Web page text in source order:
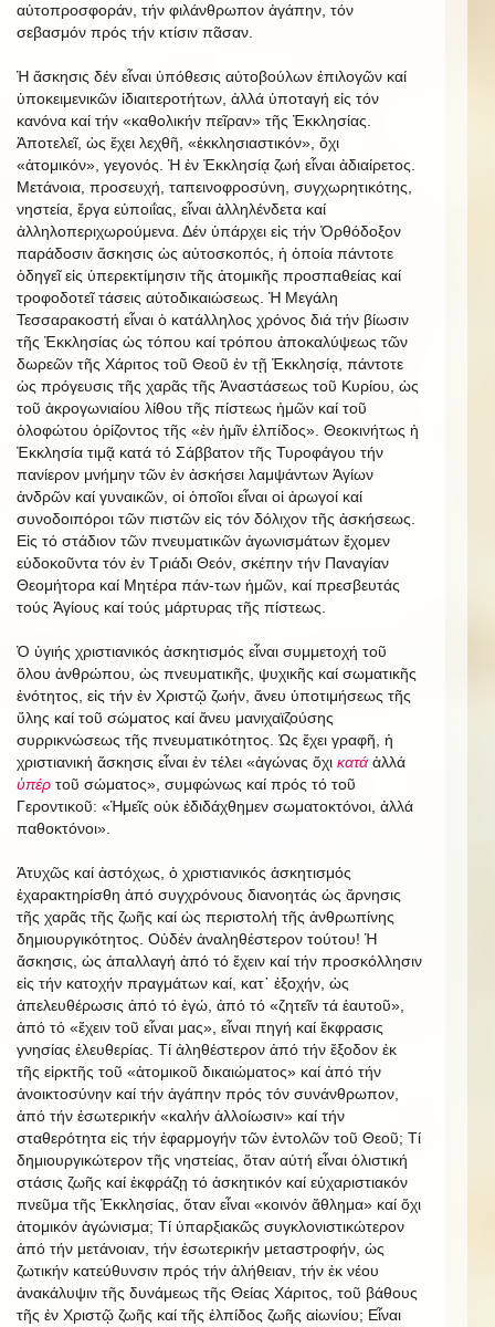
αὐτοπροσφοράν, τήν φιλάνθρωπον ἀγάπην, τόν
σεβασμόν πρός τήν κτίσιν πᾶσαν.
Ἡ ἄσκησις δέν εἶναι ὑπόθεσις αὐτοβούλων ἐπιλογῶν καί
ὑποκειμενικῶν ἰδιαιτεροτήτων, ἀλλά ὑποταγή εἰς τόν
κανόνα καί τήν «καθολικήν πεῖραν» τῆς Ἐκκλησίας.
Ἀποτελεῖ, ὡς ἔχει λεχθῆ, «ἐκκλησιαστικόν», ὄχι
«ἀτομικόν», γεγονός. Ἡ ἐν Ἐκκλησίᾳ ζωή εἶναι ἀδιαίρετος.
Μετάνοια, προσευχή, ταπεινοφροσύνη, συγχωρητικότης,
νηστεία, ἔργα εὐποιΐας, εἶναι ἀλληλένδετα καί
ἀλληλοπεριχωρούμενα. Δέν ὑπάρχει εἰς τήν Ὀρθόδοξον
παράδοσιν ἄσκησις ὡς αὐτοσκοπός, ἡ ὁποία πάντοτε
ὁδηγεῖ εἰς ὑπερεκτίμησιν τῆς ἀτομικῆς προσπαθείας καί
τροφοδοτεῖ τάσεις αὐτοδικαιώσεως. Ἡ Μεγάλη
Τεσσαρακοστή εἶναι ὁ κατάλληλος χρόνος διά τήν βίωσιν
τῆς Ἐκκλησίας ὡς τόπου καί τρόπου ἀποκαλύψεως τῶν
δωρεῶν τῆς Χάριτος τοῦ Θεοῦ ἐν τῇ Ἐκκλησίᾳ, πάντοτε
ὡς πρόγευσις τῆς χαρᾶς τῆς Ἀναστάσεως τοῦ Κυρίου, ὡς
τοῦ ἀκρογωνιαίου λίθου τῆς πίστεως ἡμῶν καί τοῦ
ὁλοφώτου ὁρίζοντος τῆς «ἐν ἡμῖν ἐλπίδος». Θεοκινήτως ἡ
Ἐκκλησία τιμᾷ κατά τό Σάββατον τῆς Τυροφάγου τήν
πανίερον μνήμην τῶν ἐν ἀσκήσει λαμψάντων Ἁγίων
ἀνδρῶν καί γυναικῶν, οἱ ὁποῖοι εἶναι οἱ ἀρωγοί καί
συνοδοιπόροι τῶν πιστῶν εἰς τόν δόλιχον τῆς ἀσκήσεως.
Εἰς τό στάδιον τῶν πνευματικῶν ἀγωνισμάτων ἔχομεν
εὐδοκοῦντα τόν ἐν Τριάδι Θεόν, σκέπην τήν Παναγίαν
Θεομήτορα καί Μητέρα πάν-των ἡμῶν, καί πρεσβευτάς
τούς Ἁγίους καί τούς μάρτυρας τῆς πίστεως.
Ὁ ὑγιής χριστιανικός ἀσκητισμός εἶναι συμμετοχή τοῦ
ὅλου ἀνθρώπου, ὡς πνευματικῆς, ψυχικῆς καί σωματικῆς
ἑνότητος, εἰς τήν ἐν Χριστῷ ζωήν, ἄνευ ὑποτιμήσεως τῆς
ὕλης καί τοῦ σώματος καί ἄνευ μανιχαϊζούσης
συρρικνώσεως τῆς πνευματικότητος. Ὡς ἔχει γραφῆ, ἡ
χριστιανική ἄσκησις εἶναι ἐν τέλει «ἀγώνας ὄχι κατά ἀλλά
ὑπέρ τοῦ σώματος», συμφώνως καί πρός τό τοῦ
Γεροντικοῦ: «Ἡμεῖς οὐκ ἐδιδάχθημεν σωματοκτόνοι, ἀλλά
παθοκτόνοι».
Ἀτυχῶς καί ἀστόχως, ὁ χριστιανικός ἀσκητισμός
ἐχαρακτηρίσθη ἀπό συγχρόνους διανοητάς ὡς ἄρνησις
τῆς χαρᾶς τῆς ζωῆς καί ὡς περιστολή τῆς ἀνθρωπίνης
δημιουργικότητος. Οὐδέν ἀναληθέστερον τούτου! Ἡ
ἄσκησις, ὡς ἀπαλλαγή ἀπό τό ἔχειν καί τήν προσκόλλησιν
εἰς τήν κατοχήν πραγμάτων καί, κατ᾿ ἐξοχήν, ὡς
ἀπελευθέρωσις ἀπό τό ἐγώ, ἀπό τό «ζητεῖν τά ἑαυτοῦ»,
ἀπό τό «ἔχειν τοῦ εἶναι μας», εἶναι πηγή καί ἔκφρασις
γνησίας ἐλευθερίας. Τί ἀληθέστερον ἀπό τήν ἔξοδον ἐκ
τῆς εἱρκτῆς τοῦ «ἀτομικοῦ δικαιώματος» καί ἀπό τήν
ἀνοικτοσύνην καί τήν ἀγάπην πρός τόν συνάνθρωπον,
ἀπό τήν ἐσωτερικήν «καλήν ἀλλοίωσιν» καί τήν
σταθερότητα εἰς τήν ἐφαρμογήν τῶν ἐντολῶν τοῦ Θεοῦ; Τί
δημιουργικώτερον τῆς νηστείας, ὅταν αὐτή εἶναι ὁλιστική
στάσις ζωῆς καί ἐκφράζῃ τό ἀσκητικόν καί εὐχαριστιακόν
πνεῦμα τῆς Ἐκκλησίας, ὅταν εἶναι «κοινόν ἄθλημα» καί ὄχι
ἀτομικόν ἀγώνισμα; Τί ὑπαρξιακῶς συγκλονιστικώτερον
ἀπό τήν μετάνοιαν, τήν ἐσωτερικήν μεταστροφήν, ὡς
ζωτικήν κατεύθυνσιν πρός τήν ἀλήθειαν, τήν ἐκ νέου
ἀνακάλυψιν τῆς δυνάμεως τῆς Θείας Χάριτος, τοῦ βάθους
τῆς ἐν Χριστῷ ζωῆς καί τῆς ἐλπίδος ζωῆς αἰωνίου; Εἶναι